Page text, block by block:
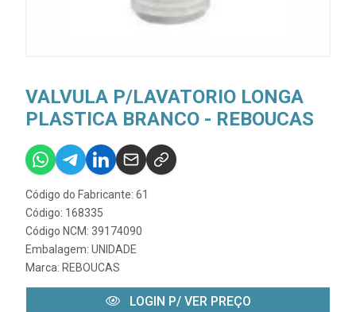
VALVULA P/LAVATORIO LONGA
PLASTICA BRANCO - REBOUCAS
Código do Fabricante: 61
Código: 168335
Código NCM: 39174090
Embalagem: UNIDADE
Marca: REBOUCAS
LOGIN P/ VER PREÇO